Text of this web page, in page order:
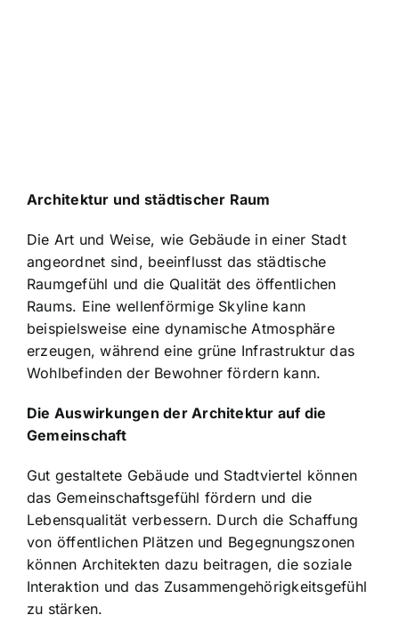
Architektur und städtischer Raum
Die Art und Weise, wie Gebäude in einer Stadt
angeordnet sind, beeinflusst das städtische
Raumgefühl und die Qualität des öffentlichen
Raums. Eine wellenförmige Skyline kann
beispielsweise eine dynamische Atmosphäre
erzeugen, während eine grüne Infrastruktur das
Wohlbefinden der Bewohner fördern kann.
Die Auswirkungen der Architektur auf die
Gemeinschaft
Gut gestaltete Gebäude und Stadtviertel können
das Gemeinschaftsgefühl fördern und die
Lebensqualität verbessern. Durch die Schaffung
von öffentlichen Plätzen und Begegnungszonen
können Architekten dazu beitragen, die soziale
Interaktion und das Zusammengehörigkeitsgefühl
zu stärken.